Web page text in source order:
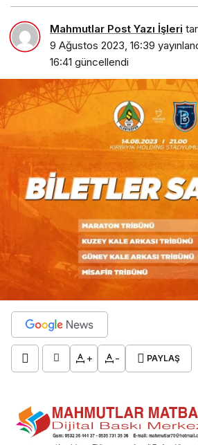
Mahmutlar Post Yazı İşleri
9 Ağustos 2023, 16:39
16:41 güncellendi
+ - PAYLAŞ